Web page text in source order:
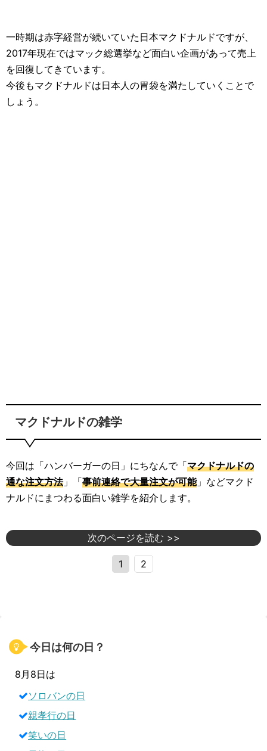
一時期は赤字経営が続いていた日本マクドナルドですが、
2017年現在ではマック総選挙など面白い企画があって売上
を回復してきています。
今後もマクドナルドは日本人の胃袋を満たしていくことで
しょう。
マクドナルドの雑学
今回は「ハンバーガーの日」にちなんで「マクドナルドの
通な注文方法」「事前連絡で大量注文が可能」などマクド
ナルドにまつわる面白い雑学を紹介します。
次のページを読む >>
1 2
今日は何の日？
8月8日は
ソロバンの日
親孝行の日
笑いの日